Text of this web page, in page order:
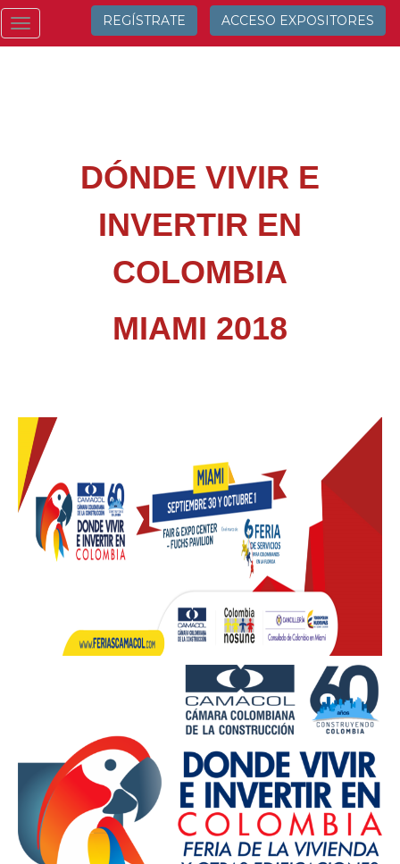
Toggle
navigation
REGÍSTRATE ACCESO EXPOSITORES
DÓNDE VIVIR E
INVERTIR EN
COLOMBIA
MIAMI 2018